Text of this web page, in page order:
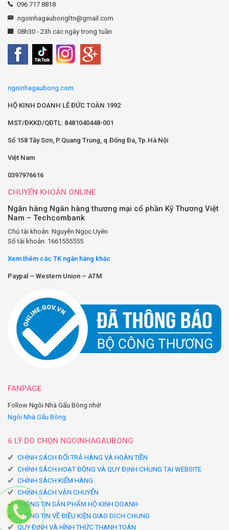
096 717 8818
ngoinhagaubongltn@gmail.com
08h30 - 23h các ngày trong tuần
ngoinhagaubong.com
HỘ KINH DOANH LÊ ĐỨC TOÀN 1992
MST/ĐKKD/QĐTL: 8481040448-001
Số 158 Tây Sơn, P.Quang Trung, q.Đống Đa, Tp.Hà Nội
Việt Nam
0397976616
CHUYỂN KHOẢN ONLINE
Ngân hàng Ngân hàng thương mại cổ phần Kỹ Thương Việt
Nam – Techcombank
Chủ tài khoản: Nguyễn Ngọc Uyên
Số tài khoản: 1661555555
Xem thêm các TK ngân hàng khác
Paypal – Western Union – ATM
FANPAGE
Follow Ngôi Nhà Gấu Bông nhé!
Ngôi Nhà Gấu Bông
6 LÝ DO CHỌN NGOINHAGAUBONG
CHÍNH SÁCH ĐỔI TRẢ HÀNG VÀ HOÀN TIỀN
CHÍNH SÁCH HOẠT ĐỘNG VÀ QUY ĐỊNH CHUNG TẠI WEBSITE
CHÍNH SÁCH KIỂM HÀNG
CHÍNH SÁCH VẬN CHUYỂN
THÔNG TIN SẢN PHẨM HỘ KINH DOANH
THÔNG TIN VỀ ĐIỀU KIỆN GIAO DỊCH CHUNG
QUY ĐỊNH VÀ HÌNH THỨC THANH TOÁN